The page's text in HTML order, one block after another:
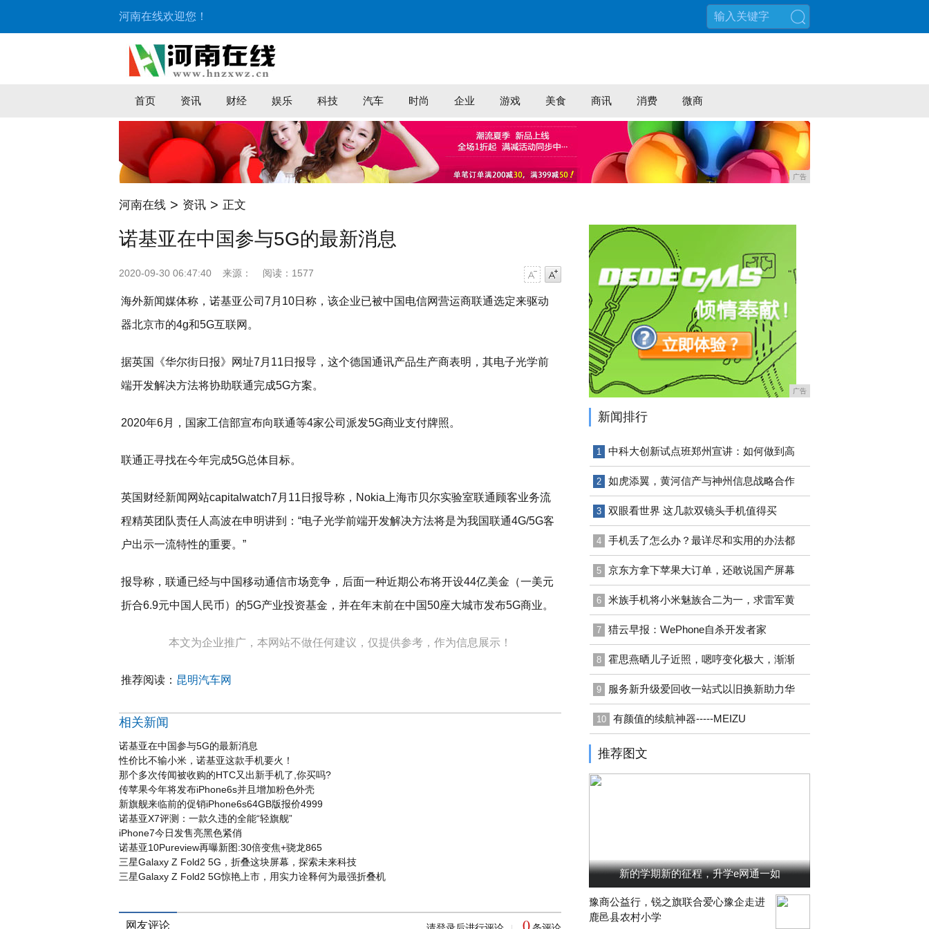
河南在线欢迎您！
首页 资讯 财经 娱乐 科技 汽车 时尚 企业 游戏 美食 商讯 消费 微商
广告
河南在线 > 资讯 > 正文
诺基亚在中国参与5G的最新消息
2020-09-30 06:47:40 来源： 阅读：1577
海外新闻媒体称，诺基亚公司7月10日称，该企业已被中国电信网营运商联通选定来驱动
器北京市的4g和5G互联网。
据英国《华尔街日报》网址7月11日报导，这个德国通讯产品生产商表明，其电子光学前
端开发解决方法将协助联通完成5G方案。
2020年6月，国家工信部宣布向联通等4家公司派发5G商业支付牌照。
联通正寻找在今年完成5G总体目标。
英国财经新闻网站capitalwatch7月11日报导称，Nokia上海市贝尔实验室联通顾客业务流
程精英团队责任人高波在申明讲到：“电子光学前端开发解决方法将是为我国联通4G/5G客
户出示一流特性的重要。”
报导称，联通已经与中国移动通信市场竞争，后面一种近期公布将开设44亿美金（一美元
折合6.9元中国人民币）的5G产业投资基金，并在年末前在中国50座大城市发布5G商业。
本文为企业推广，本网站不做任何建议，仅提供参考，作为信息展示！
推荐阅读： 昆明汽车网
相关新闻
诺基亚在中国参与5G的最新消息
性价比不输小米，诺基亚这款手机要火！
那个多次传闻被收购的HTC又出新手机了,你买吗?
传苹果今年将发布iPhone6s并且增加粉色外壳
新旗舰来临前的促销iPhone6s64GB版报价4999
诺基亚X7评测：一款久违的全能“轻旗舰”
iPhone7今日发售亮黑色紧俏
诺基亚10Pureview再曝新图:30倍变焦+骁龙865
三星Galaxy Z Fold2 5G，折叠这块屏幕，探索未来科技
三星Galaxy Z Fold2 5G惊艳上市，用实力诠释何为最强折叠机
网友评论
广告
新闻排行
1 中科大创新试点班郑州宣讲：如何做到高
2 如虎添翼，黄河信产与神州信息战略合作
3 双眼看世界 这几款双镜头手机值得买
4 手机丢了怎么办？最详尽和实用的办法都
5 京东方拿下苹果大订单，还敢说国产屏幕
6 米族手机将小米魅族合二为一，求雷军黄
7 猎云早报：WePhone自杀开发者家
8 霍思燕晒儿子近照，嗯哼变化极大，渐渐
9 服务新升级爱回收一站式以旧换新助力华
10 有颜值的续航神器-----MEIZU
推荐图文
新的学期新的征程，升学e网通一如
豫商公益行，锐之旗联合爱心豫企走进
鹿邑县农村小学